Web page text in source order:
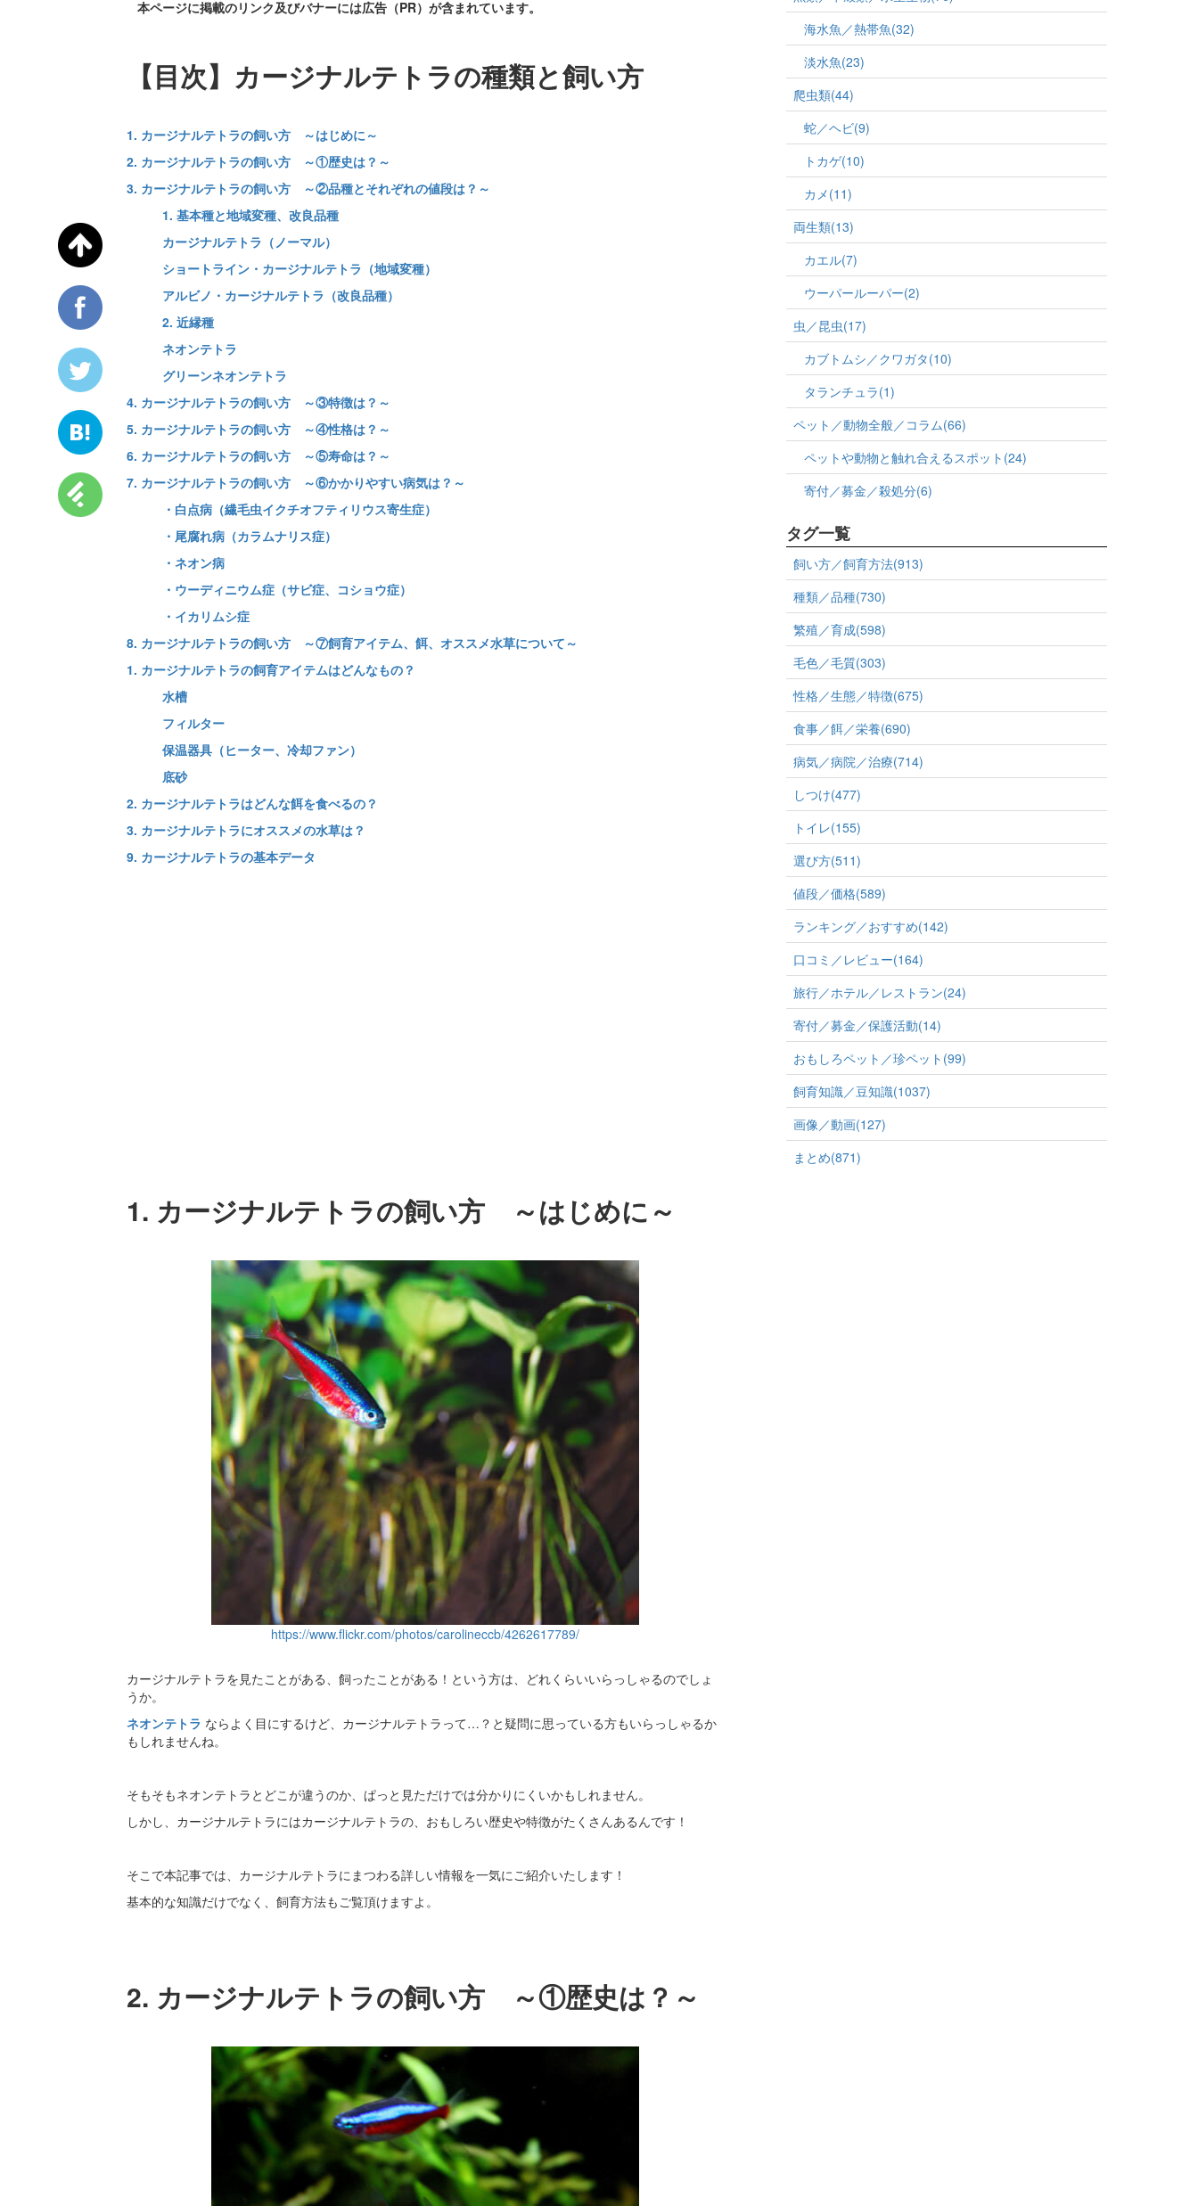
本ページに掲載のリンク及びバナーには広告（PR）が含まれています。
【目次】カージナルテトラの種類と飼い方
1. カージナルテトラの飼い方 ～はじめに～
2. カージナルテトラの飼い方 ～①歴史は？～
3. カージナルテトラの飼い方 ～②品種とそれぞれの値段は？～
1. 基本種と地域変種、改良品種
カージナルテトラ（ノーマル）
ショートライン・カージナルテトラ（地域変種）
アルビノ・カージナルテトラ（改良品種）
2. 近縁種
ネオンテトラ
グリーンネオンテトラ
4. カージナルテトラの飼い方 ～③特徴は？～
5. カージナルテトラの飼い方 ～④性格は？～
6. カージナルテトラの飼い方 ～⑤寿命は？～
7. カージナルテトラの飼い方 ～⑥かかりやすい病気は？～
・白点病（繊毛虫イクチオフティリウス寄生症）
・尾腐れ病（カラムナリス症）
・ネオン病
・ウーディニウム症（サビ症、コショウ症）
・イカリムシ症
8. カージナルテトラの飼い方 ～⑦飼育アイテム、餌、オススメ水草について～
1. カージナルテトラの飼育アイテムはどんなもの？
水槽
フィルター
保温器具（ヒーター、冷却ファン）
底砂
2. カージナルテトラはどんな餌を食べるの？
3. カージナルテトラにオススメの水草は？
9. カージナルテトラの基本データ
1. カージナルテトラの飼い方 ～はじめに～
https://www.flickr.com/photos/carolineccb/4262617789/
カージナルテトラを見たことがある、飼ったことがある！という方は、どれくらいいらっしゃるのでしょ
うか。
ネオンテトラ ならよく目にするけど、カージナルテトラって…？と疑問に思っている方もいらっしゃるか
もしれませんね。
そもそもネオンテトラとどこが違うのか、ぱっと見ただけでは分かりにくいかもしれません。
しかし、カージナルテトラにはカージナルテトラの、おもしろい歴史や特徴がたくさんあるんです！
そこで本記事では、カージナルテトラにまつわる詳しい情報を一気にご紹介いたします！
基本的な知識だけでなく、飼育方法もご覧頂けますよ。
2. カージナルテトラの飼い方 ～①歴史は？～
海水魚／熱帯魚(32)
淡水魚(23)
爬虫類(44)
蛇／ヘビ(9)
トカゲ(10)
カメ(11)
両生類(13)
カエル(7)
ウーパールーパー(2)
虫／昆虫(17)
カブトムシ／クワガタ(10)
タランチュラ(1)
ペット／動物全般／コラム(66)
ペットや動物と触れ合えるスポット(24)
寄付／募金／殺処分(6)
タグ一覧
飼い方／飼育方法(913)
種類／品種(730)
繁殖／育成(598)
毛色／毛質(303)
性格／生態／特徴(675)
食事／餌／栄養(690)
病気／病院／治療(714)
しつけ(477)
トイレ(155)
選び方(511)
値段／価格(589)
ランキング／おすすめ(142)
口コミ／レビュー(164)
旅行／ホテル／レストラン(24)
寄付／募金／保護活動(14)
おもしろペット／珍ペット(99)
飼育知識／豆知識(1037)
画像／動画(127)
まとめ(871)